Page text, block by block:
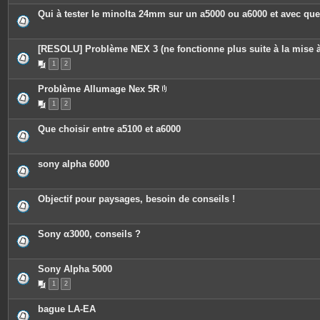
Qui à tester le minolta 24mm sur un a5000 ou a6000 et avec
[RESOLU] Problème NEX 3 (ne fonctionne plus suite à la mise
1 2
Problème Allumage Nex 5R
c
e
o
e
s
1 2
Que choisir entre a5100 et a6000
sony alpha 6000
Objectif pour paysages, besoin de conseils !
Sony α3000, conseils ?
Sony Alpha 5000
1 2
bague LA-EA